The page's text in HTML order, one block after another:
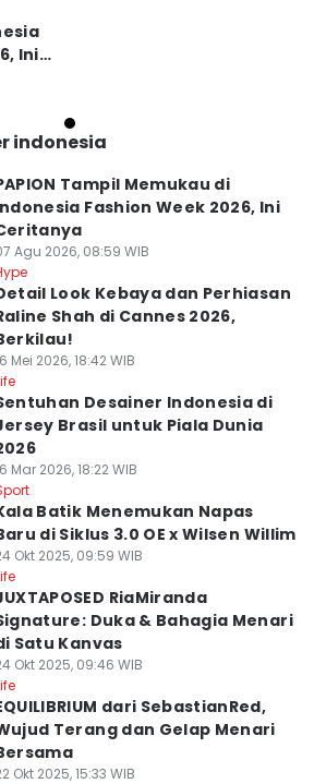
Ini
indonesia
Tampil Memukau di
Fashion Week 2026, Ini
Agu 2026, 08:59 WIB
Look Kebaya dan Perhiasan
Shah di Cannes 2026,
Mei 2026, 18:42 WIB
Desainer Indonesia di
Brasil untuk Piala Dunia
Mar 2026, 18:22 WIB
Batik Menemukan Napas
di Siklus 3.0 OE x Wilsen Willim
Okt 2025, 09:59 WIB
RiaMiranda
Duka & Bahagia Menari
Satu Kanvas
Okt 2025, 09:46 WIB
dari SebastianRed,
Terang dan Gelap Menari
Okt 2025, 15:33 WIB